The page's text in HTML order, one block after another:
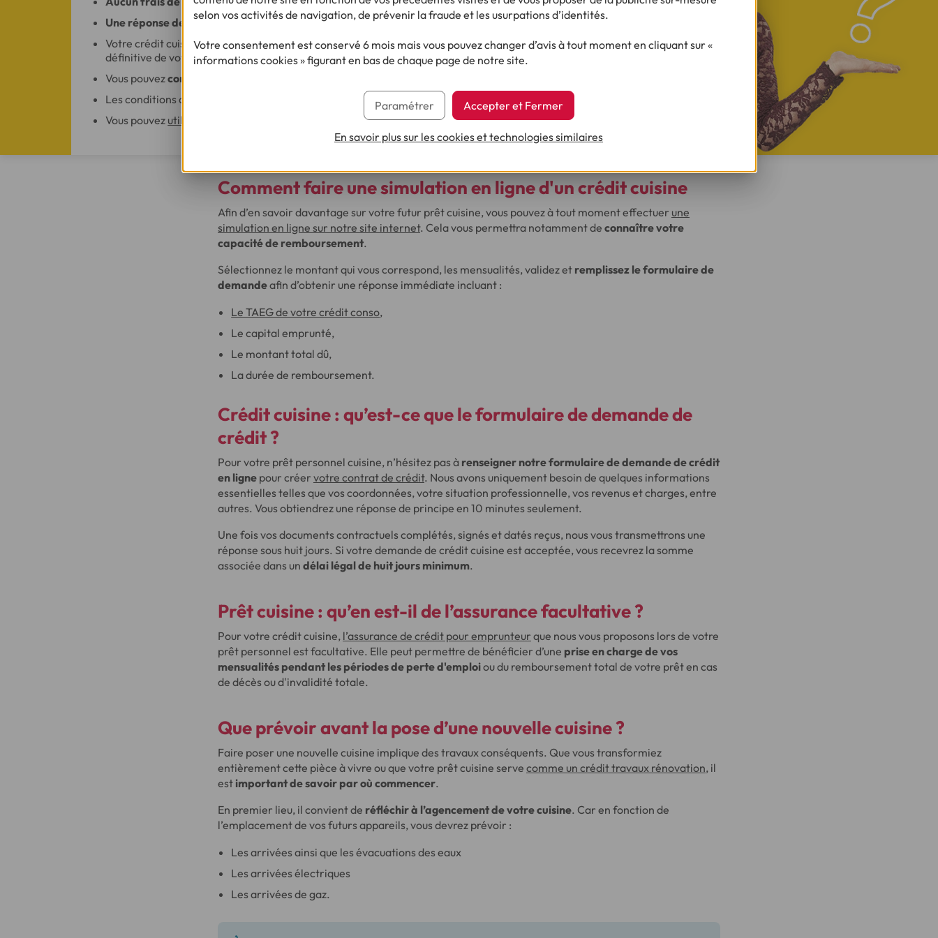
Une réponse de principeen 10 minutes.
Votre crédit cuisine est disponible sous 48 heuresaprès acceptation
définitive de votre contrat et passé le délai légal de rétractation.
Vous pouvezconserver votre établissement bancaire
Les conditions de votre prêt personnel sont
Vous pouvez utiliser votre prêt sans justificatif d'achat.
Comment faire unesimulation en ligned'un crédit cuisine
Afin d’en savoir davantage sur votre futur prêt cuisine, vous pouvez à tout moment effectuer une
simulation en ligne sur notre site internet. Cela vous permettra notamment de connaître votre
capacité de remboursement.
Sélectionnez le montant qui vous correspond, les mensualités, validez et remplissez le formulaire de
demandeafin d’obtenir une réponse immédiate incluant :
Le TAEG de votre crédit conso,
Le capital emprunté,
Le montant total dû,
La durée de remboursement.
Crédit cuisine : qu’est-ce que leformulaire de demande de
crédit?
Pour votre prêt personnel cuisine, n’hésitez pas à renseigner notre formulaire de demande de crédit
en ligne pour créer votre contrat de crédit. Nous avons uniquement besoin de quelques informations
essentielles telles que vos coordonnées, votre situation professionnelle, vos revenus et charges, entre
autres. Vous obtiendrez une réponse de principe en 10 minutes seulement.
Une fois vos documents contractuels complétés, signés et datés reçus, nous vous transmettrons une
réponse sous huit jours. Si votre demande de crédit cuisine est acceptée, vous recevrez la somme
associée dans un délai légal de huit jours minimum.
Prêt cuisine : qu’en est-il de l’assurance facultative?
Pour votre crédit cuisine, l’assurance de crédit pour emprunteur que nous vous proposons lors de votre
prêt personnel est facultative. Elle peut permettre de bénéficier d’une prise en charge de vos
mensualités pendant les périodes de perte d'emploiou du remboursement total de votre prêt en cas
de décès ou d'invalidité totale.
Que prévoir avant la posed’une nouvelle cuisine ?
Faire poser une nouvelle cuisine implique des travaux conséquents. Que vous transformiez
entièrement cette pièce à vivre ou que votre prêt cuisine serve comme un crédit travaux rénovation, il
est important de savoir par où commencer.
En premier lieu, il convient de réfléchir à l’agencement de votre cuisine. Car en fonction de
l’emplacement de vos futurs appareils, vous devrez prévoir :
Les arrivées ainsi que les évacuations des eaux
Les arrivées électriques
Les arrivées de gaz.
selon vos activités de navigation, de prévenir la fraude et les usurpations d’identités.
Votre consentement est conservé 6 mois mais vous pouvez changer d’avis à tout moment en cliquant sur «
informations cookies » figurant en bas de chaque page de notre site.
Accepter et Fermer
Paramétrer
En savoir plus sur les cookies et technologies similaires